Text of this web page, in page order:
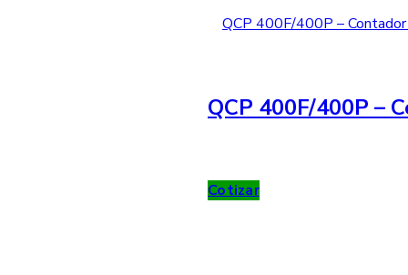
QCP 400F/400P –
Cotizar